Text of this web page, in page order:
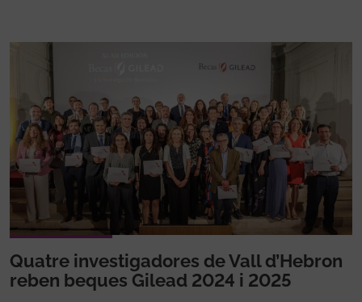
Quatre investigadores de Vall d’Hebron
reben beques Gilead 2024 i 2025